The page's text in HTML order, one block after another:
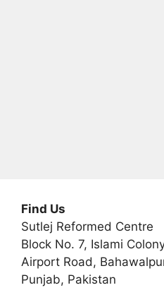
Find Us
Sutlej Reformed Centre
Block No. 7, Islami
Airport Road,
Punjab, Pakistan